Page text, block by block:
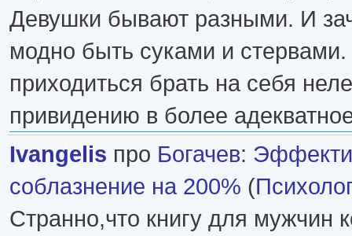
Девушки бывают разными. И
модно быть суками и
приходиться брать на себя
привидению в более
Ivangelis про Богачев:
соблазнение на 200% (
Странно,что книгу для мужчин